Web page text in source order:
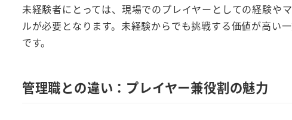
未経験者にとっては、現場でのプレイヤーとしての経験や
ルが必要となります。未経験からでも挑戦する価値が高い
です。
管理職との違い：プレイヤー兼役割の魅力